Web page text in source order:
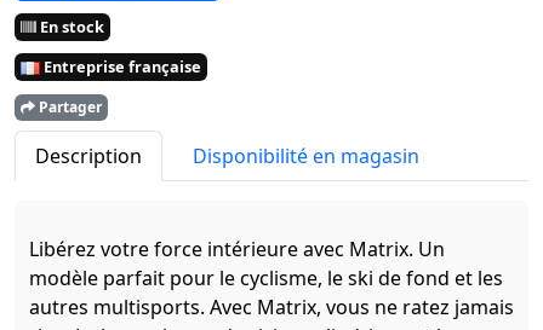
En stock
Entreprise française
Partager
Description Disponibilité en magasin
Libérez votre force intérieure avec Matrix. Un
modèle parfait pour le cyclisme, le ski de fond et les
autres multisports. Avec Matrix, vous ne ratez jamais